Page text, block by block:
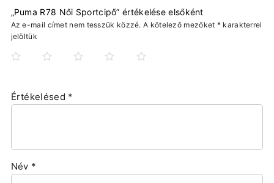
„Puma R78 Női Sportcipő” értékelése elsőként
Az e-mail címet nem tesszük közzé. A kötelező mezőket * karakterrel
jelöltük
Értékelésed *
Név *